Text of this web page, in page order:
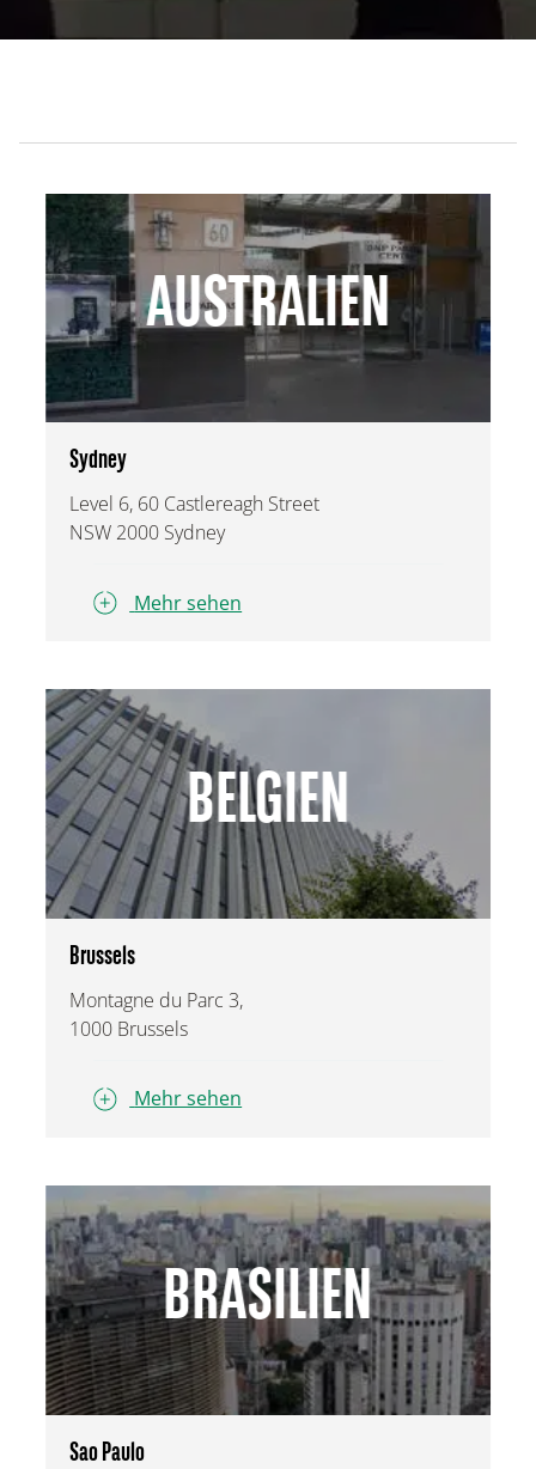
AUSTRALIEN
Sydney
Level 6, 60 Castlereagh Street
NSW 2000 Sydney
Mehr sehen
BELGIEN
Brussels
Montagne du Parc 3,
1000 Brussels
Mehr sehen
BRASILIEN
Sao Paulo